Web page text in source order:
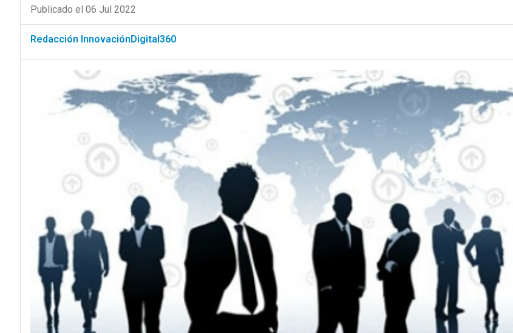
Publicado el 06 Jul 2022
Redacción InnovaciónDigital360